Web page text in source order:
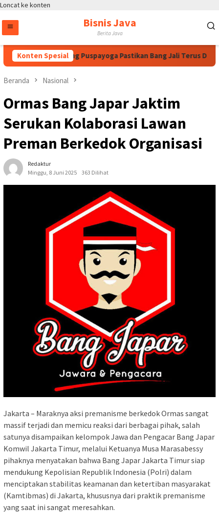
Loncat ke konten
Bisnis Java
Berita Java
Konten Spesial
Bintang Puspayoga Pastikan Bang Jali Terus Dikawal
Beranda Nasional
Ormas Bang Japar Jaktim
Serukan Kolaborasi Lawan
Preman Berkedok Organisasi
Redaktur
Minggu, 8 Juni 2025
363 Dilihat
Jakarta – Maraknya aksi premanisme berkedok Ormas sangat
massif terjadi dan memicu reaksi dari berbagai pihak, salah
satunya disampaikan kelompok Jawa dan Pengacar Bang Japar
Komwil Jakarta Timur, melalui Ketuanya Musa Marasabessy
pihaknya menyatakan bahwa Bang Japar Jakarta Timur siap
mendukung Kepolisian Republik Indonesia (Polri) dalam
menciptakan stabilitas keamanan dan ketertiban masyarakat
(Kamtibmas) di Jakarta, khususnya dari praktik premanisme
yang saat ini sangat meresahkan.